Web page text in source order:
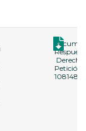
Derecho
Petición